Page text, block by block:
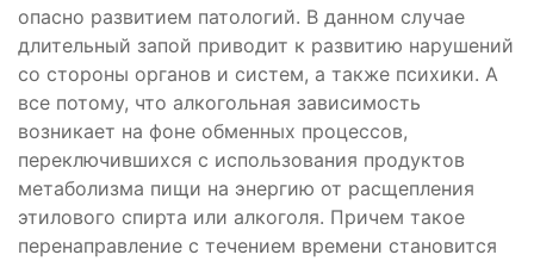
опасно развитием патологий. В данном случае
длительный запой приводит к развитию нарушений
со стороны органов и систем, а также психики. А
все потому, что алкогольная зависимость
возникает на фоне обменных процессов,
переключившихся с использования продуктов
метаболизма пищи на энергию от расщепления
этилового спирта или алкоголя. Причем такое
перенаправление с течением времени становится